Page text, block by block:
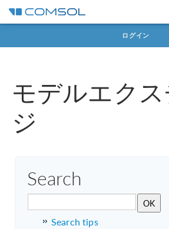
ログイン
モデルエク
ジ
Search
Search tips